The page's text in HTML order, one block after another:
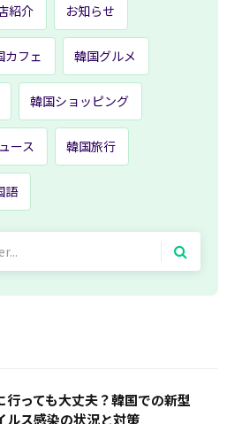
紹介 お知らせ
カフェ 韓国グルメ
韓国ショッピング
ース 韓国旅行
語
行っても大丈夫？韓国での新型
ルス感染の状況と対策